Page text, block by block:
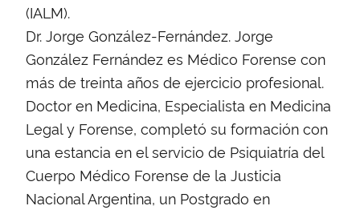
(IALM).
Dr. Jorge González-Fernández. Jorge
González Fernández es Médico Forense con
más de treinta años de ejercicio profesional.
Doctor en Medicina, Especialista en Medicina
Legal y Forense, completó su formación con
una estancia en el servicio de Psiquiatría del
Cuerpo Médico Forense de la Justicia
Nacional Argentina, un Postgrado en